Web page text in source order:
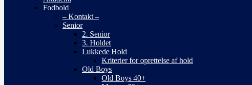
Fodbold
– Kontakt –
Senior
2. Senior
3. Holdet
Lukkede Hold
Kriterier for oprettelse af hold
Old Boys
Old Boys 40+